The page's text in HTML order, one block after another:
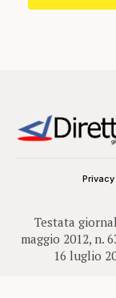
Testata
maggio 2012, n.
16 luglio